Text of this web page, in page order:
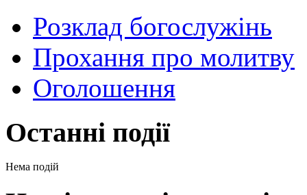
Розклад богослужінь
Прохання про молитву
Оголошення
Останні події
Нема подій